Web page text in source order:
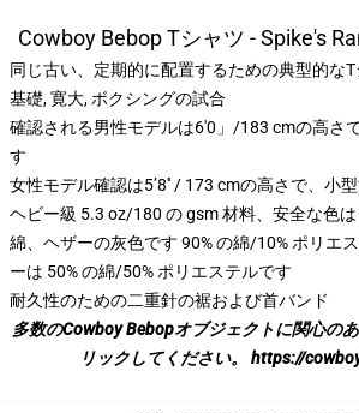
Cowboy Bebop Tシャツ - Spike's
同じ古い、定期的に配置するための典型的なT
基礎, 寛大, ボクシングの試合
確認される男性モデルは6'0」/183 cmの高さ
す
女性モデル確認は5’8′′ / 173 cmの高さで、小
ヘビー級 5.3 oz/180 の gsm 材料、安全な色
綿、ヘザーの灰色です 90% の綿/10% ポリエ
ーは 50% の綿/50% ポリエステルです
耐久性のための二重針の裾および首バンド
多数のCowboy Bebopオブジェクトに関心の
リックしてください。 https://